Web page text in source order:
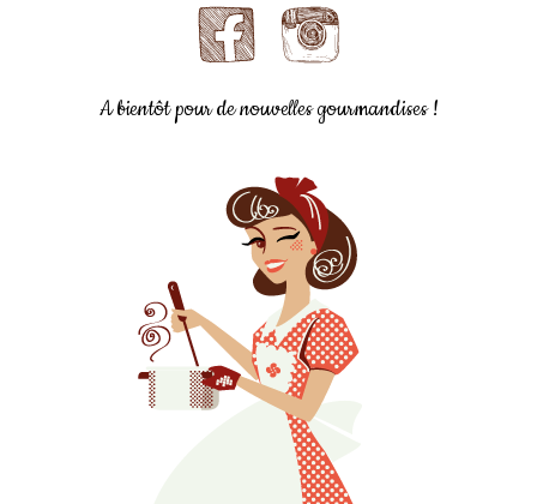
A bientôt pour de nouvelles gourmandises !